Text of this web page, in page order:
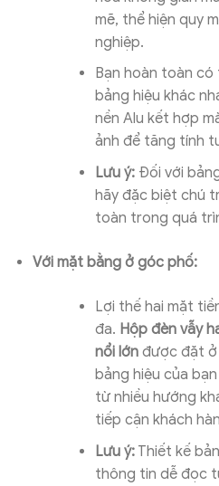
mẽ, thể hiện quy
nghiệp.
Bạn hoàn toàn có
bảng hiệu khác
nền Alu kết hợp
ảnh để tăng tính
Lưu ý:Đối với
hãy đặc biệt chú
toàn trong quá
Với mặt bằng ở góc phố:
Lợi thế hai mặt
đa. Hộp đèn vẫy
nổi lớnđược đặt ở
bảng hiệu của
từ nhiều hướng
tiếp cận khách
Lưu ý:Thiết kế
thông tin dễ đọc